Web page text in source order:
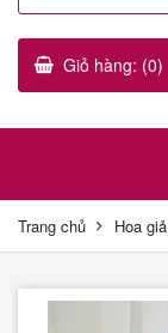
Giỏ hàng: (0)
Trang chủ Hoa giả